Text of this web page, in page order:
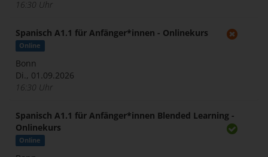
16:30 Uhr
Spanisch A1.1 für Anfänger*innen - Onlinekurs
Online
Bonn
Di., 01.09.2026
16:30 Uhr
Spanisch A1.1 für Anfänger*innen Blended Learning -
Onlinekurs
Online